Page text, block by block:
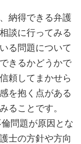
納得できる弁護
談に行ってみる
る問題について
きるかどうかで
頼してまかせら
を抱く点がある
ることです。
問題が原因とな
士の方針や方向